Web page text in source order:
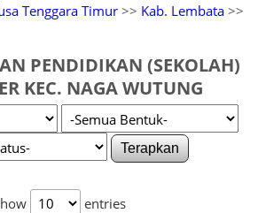
Tenggara Timur >> Kab. Lembata >>
PENDIDIKAN (SEKOLAH)
KEC. NAGA WUTUNG
Terapkan
entries